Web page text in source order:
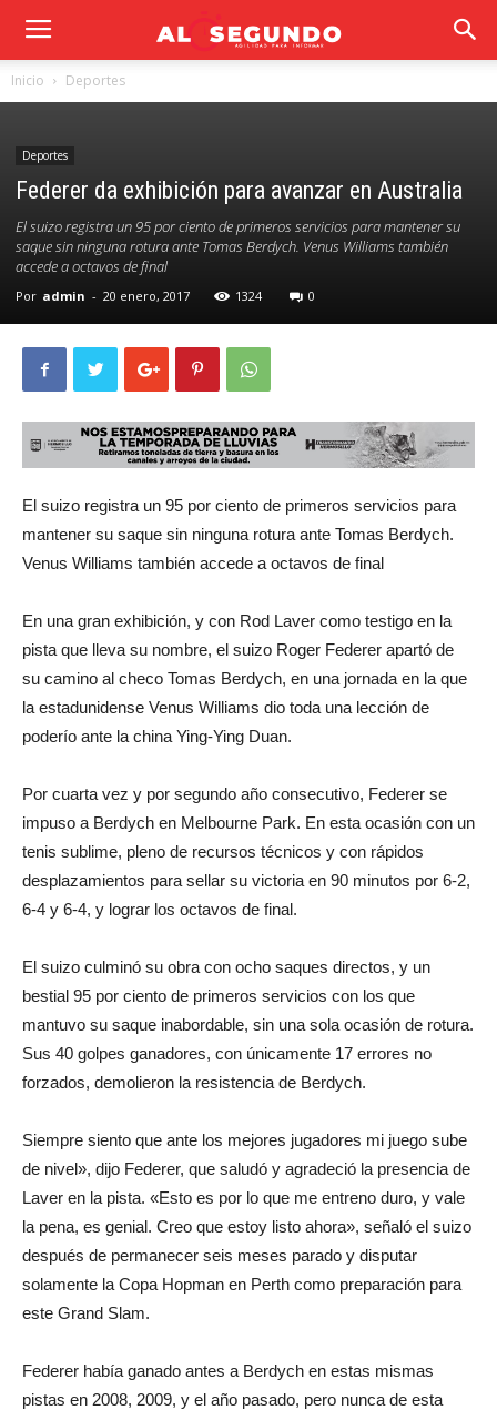
Inicio Deportes
Deportes
Federer da exhibición para avanzar en Australia
El suizo registra un 95 por ciento de primeros servicios para mantener su
saque sin ninguna rotura ante Tomas Berdych. Venus Williams también
accede a octavos de final
Por admin - 20 enero, 2017 1324 0
El suizo registra un 95 por ciento de primeros servicios para
mantener su saque sin ninguna rotura ante Tomas Berdych.
Venus Williams también accede a octavos de final
En una gran exhibición, y con Rod Laver como testigo en la
pista que lleva su nombre, el suizo Roger Federer apartó de
su camino al checo Tomas Berdych, en una jornada en la que
la estadunidense Venus Williams dio toda una lección de
poderío ante la china Ying-Ying Duan.
Por cuarta vez y por segundo año consecutivo, Federer se
impuso a Berdych en Melbourne Park. En esta ocasión con un
tenis sublime, pleno de recursos técnicos y con rápidos
desplazamientos para sellar su victoria en 90 minutos por 6-2,
6-4 y 6-4, y lograr los octavos de final.
El suizo culminó su obra con ocho saques directos, y un
bestial 95 por ciento de primeros servicios con los que
mantuvo su saque inabordable, sin una sola ocasión de rotura.
Sus 40 golpes ganadores, con únicamente 17 errores no
forzados, demolieron la resistencia de Berdych.
Siempre siento que ante los mejores jugadores mi juego sube
de nivel», dijo Federer, que saludó y agradeció la presencia de
Laver en la pista. «Esto es por lo que me entreno duro, y vale
la pena, es genial. Creo que estoy listo ahora», señaló el suizo
después de permanecer seis meses parado y disputar
solamente la Copa Hopman en Perth como preparación para
este Grand Slam.
Federer había ganado antes a Berdych en estas mismas
pistas en 2008, 2009, y el año pasado, pero nunca de esta